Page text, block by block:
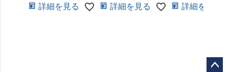
詳細を見る 詳細を見る 詳細を見る